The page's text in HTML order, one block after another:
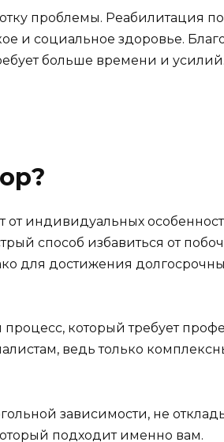
проблемы. Реабилитация
и социальное здоровье.
больше времени и усилий.
индивидуальных
способ избавиться от
достижения
который требует
ведь только
зависимости, не
подходит именно вам.